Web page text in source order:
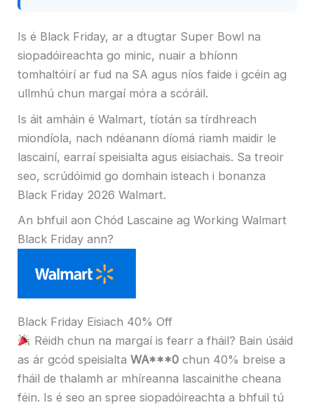
Is é Black Friday, ar a dtugtar Super Bowl na
siopadóireachta go minic, nuair a bhíonn
tomhaltóirí ar fud na SA agus níos faide i gcéin ag
ullmhú chun margaí móra a scóráil.
Is áit amháin é Walmart, tíotán sa tírdhreach
miondíola, nach ndéanann díomá riamh maidir le
lascainí, earraí speisialta agus eisiachais. Sa treoir
seo, scrúdóimid go domhain isteach i bonanza
Black Friday 2026 Walmart.
An bhfuil aon Chód Lascaine ag Working Walmart
Black Friday ann?
Black Friday Eisiach 40% Off
Réidh chun na margaí is fearr a fháil? Bain úsáid
as ár gcód speisialta WA***0 chun 40% breise a
fháil de thalamh ar mhíreanna lascainithe cheana
féin. Is é seo an spree siopadóireachta a bhfuil tú